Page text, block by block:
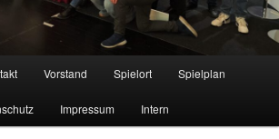
Vorstand Spielort Spielplan
Impressum Intern